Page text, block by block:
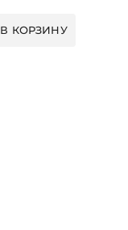
В КОРЗИНУ